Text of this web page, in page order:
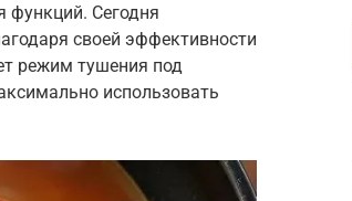
функций. Сегодня
своей эффективности
режим тушения под
использовать